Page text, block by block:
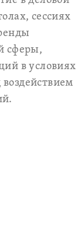
сессиях
сферы,
в условиях